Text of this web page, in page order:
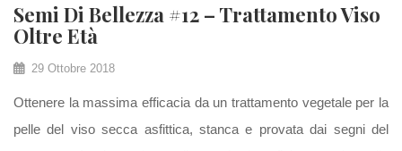
Semi Di Bellezza #12 – Trattamento Viso
Oltre Età
29 Ottobre 2018
Ottenere la massima efficacia da un trattamento vegetale per la
pelle del viso secca asfittica, stanca e provata dai segni del